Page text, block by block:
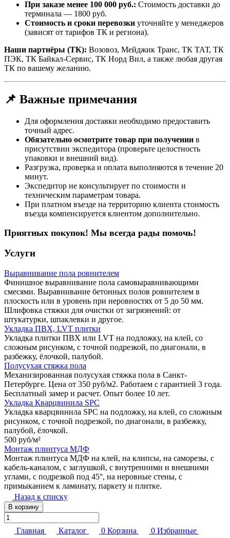
При заказе менее 100 000 руб.: Стоимость доставки до
терминала — 1800 руб.
Стоимость и сроки перевозки уточняйте у менеджеров
(зависят от тарифов ТК и региона).
Наши партнёры (ТК): Возовоз, Мейджик Транс, ТК ТАТ, ТК
ПЭК, ТК Байкал-Сервис, ТК Норд Вил, а также любая другая
ТК по вашему желанию.
📌 Важные примечания
Для оформления доставки необходимо предоставить
точный адрес.
Обязательно осмотрите товар при получении в
присутствии экспедитора (проверьте целостность
упаковки и внешний вид).
Разгрузка, проверка и оплата выполняются в течение 20
минут.
Экспедитор не консультирует по стоимости и
техническим параметрам товара.
При платном въезде на территорию клиента стоимость
въезда компенсируется клиентом дополнительно.
Приятных покупок! Мы всегда рады помочь!
Услуги
Выравнивание пола ровнителем
Финишное выравнивание пола самовыравнивающими
смесями. Выравнивание бетонных полов ровнителем в
плоскость или в уровень при неровностях от 5 до 50 мм.
Шлифовка стяжки для очистки от загрязнений: от
штукатурки, шпаклевки и другое.
Укладка ПВХ, LVT плитки
Укладка плитки ПВХ или LVT на подложку, на клей, со
сложным рисунком, с точной подрезкой, по диагонали, в
разбежку, ёлочкой, палубой.
Полусухая стяжка пола
Механизированная полусухая стяжка пола в Санкт-
Петербурге. Цена от 350 руб/м2. Работаем с гарантией 3 года.
Бесплатный замер и расчет. Опыт более 10 лет.
Укладка Кварцвинила SPC
Укладка кварцвинила SPC на подложку, на клей, со сложным
рисунком, с точной подрезкой, по диагонали, в разбежку,
палубой, ёлочкой.
500 руб/м²
Монтаж плинтуса МДФ
Монтаж плинтуса МДФ на клей, на клипсы, на саморезы, с
кабель-каналом, с заглушкой, с внутренними и внешними
углами, с подрезкой под 45°, на неровные стены, с
примыканием к ламинату, паркету и плитке.
Назад к списку
В корзину
Главная Каталог 0 Корзина 0 Избранные